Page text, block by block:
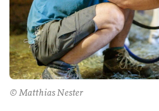
© Matthias Nester